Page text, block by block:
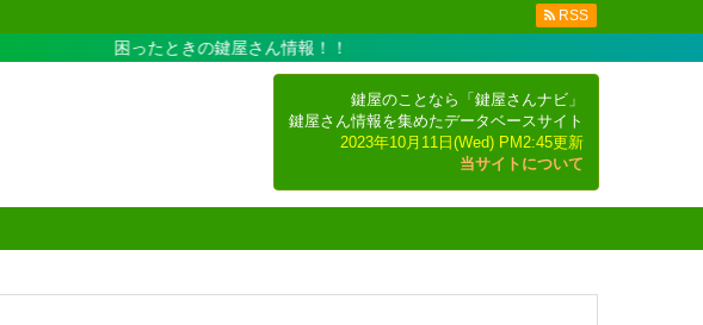
困ったときの鍵屋さん情報！！
鍵屋のことなら「鍵屋さんナビ」
鍵屋さん情報を集めたデータベースサイト
2023年10月11日(Wed) PM2:45更新
当サイトについて
RSS